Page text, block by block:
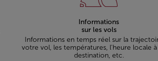
Informations
sur les vols
Informations en temps réel sur la
votre vol, les températures, l'heure locale
destination, etc.